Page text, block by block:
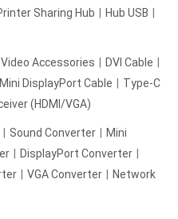
Sharing Hub
Hub USB
Video Accessories
DVI Cable
Mini DisplayPort Cable
Type-C
(HDMI/VGA)
Sound Converter
Mini
DisplayPort Converter
VGA Converter
Network